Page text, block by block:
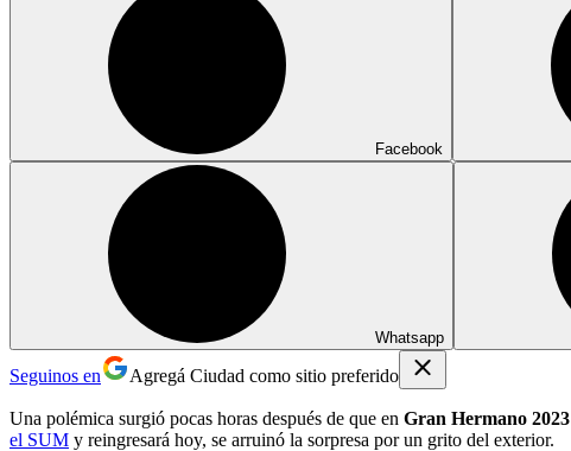
Facebook
Whatsapp
Seguinos en Agregá Ciudad como sitio preferido
Una polémica surgió pocas horas después de que en Gran Hermano 2023
el SUM y reingresará hoy, se arruinó la sorpresa por un grito del exterior.